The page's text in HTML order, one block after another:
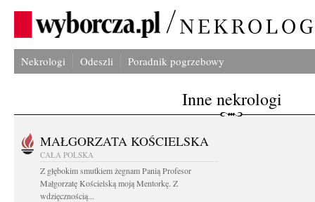
Nekrologi Odeszli Poradnik pogrzebowy
Inne nekrologi
MAŁGORZATA KOŚCIELSKA
CAŁA POLSKA
Z głębokim smutkiem żegnam Panią Profesor
Małgorzatę Kościelską moją Mentorkę. Z
wdzięcznością...